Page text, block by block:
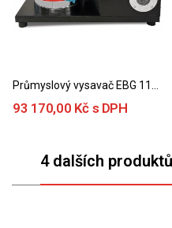
Průmyslový vysavač EBG 1100 (230 V)
93 170,00 Kč s DPH
4 dalších